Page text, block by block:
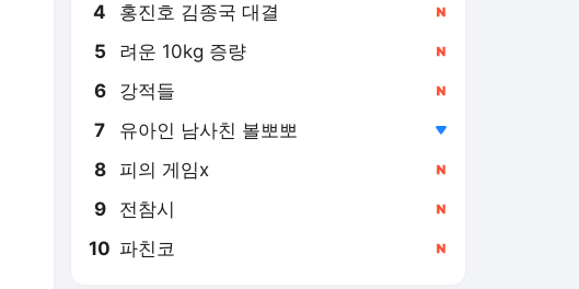
4 홍진호 김종국 대결
5 려운 10kg 증량
6 강적들
7 유아인 남사친 볼뽀뽀
8 피의 게임x
9 전참시
10 파친코